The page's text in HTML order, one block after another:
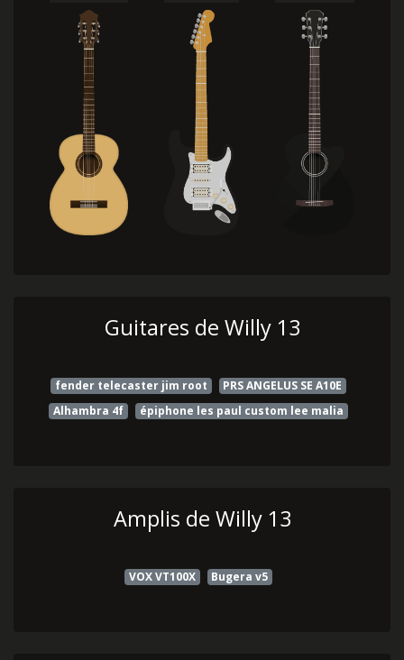
Guitares de Willy 13
fender telecaster jim root
PRS ANGELUS SE A10E
Alhambra 4f
épiphone les paul custom lee malia
Amplis de Willy 13
VOX VT100X Bugera v5